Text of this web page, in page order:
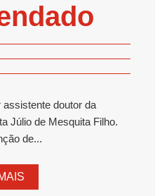
doutor da
Júlio de Mesquita Filho.
de...